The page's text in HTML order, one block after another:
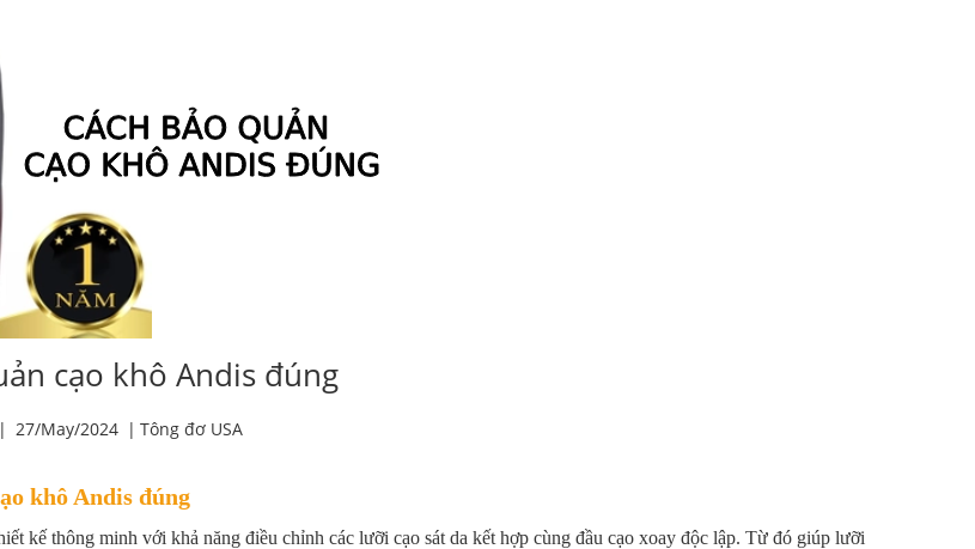
cạo khô Andis đúng
| 27/May/2024 | Tông đơ USA
khô Andis đúng
kế thông minh với khả năng điều chỉnh các lưỡi cạo sát da kết hợp cùng đầu cạo xoay độc lập. Từ đó giúp lưỡi